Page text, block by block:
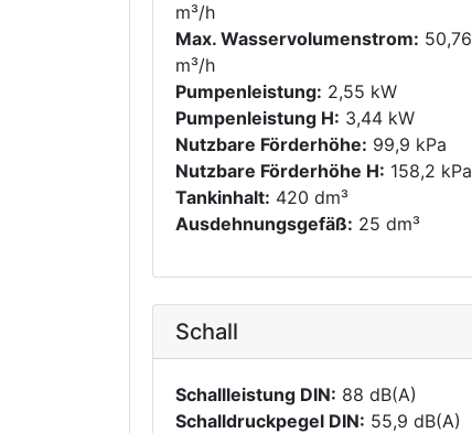
m³/h
Max. Wasservolumenstrom: 50,76
m³/h
Pumpenleistung: 2,55 kW
Pumpenleistung H: 3,44 kW
Nutzbare Förderhöhe: 99,9 kPa
Nutzbare Förderhöhe H: 158,2 kPa
Tankinhalt: 420 dm³
Ausdehnungsgefäß: 25 dm³
Schall
Schallleistung DIN: 88 dB(A)
Schalldruckpegel DIN: 55,9 dB(A)